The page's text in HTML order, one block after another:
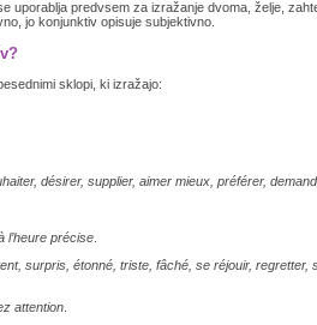
uporablja predvsem za izražanje dvoma, želje,
jo konjunktiv opisuje subjektivno.
sklopi, ki izražajo:
désirer, supplier, aimer mieux, préférer,
l’heure précise.
surpris, étonné, triste, fâché, se réjouir, regretter,
attention.